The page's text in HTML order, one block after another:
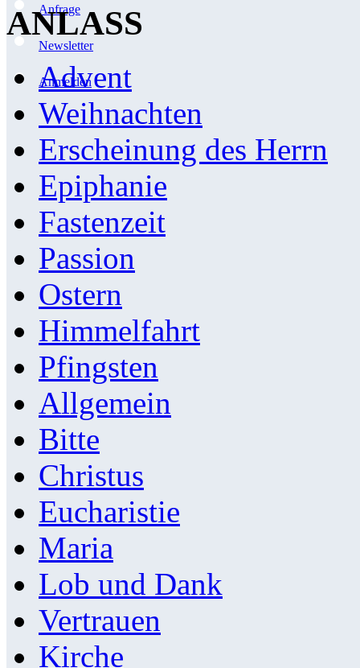
Anfrage
Newsletter
Anmelden
ANLASS
Advent
Weihnachten
Erscheinung des Herrn
Epiphanie
Fastenzeit
Passion
Ostern
Himmelfahrt
Pfingsten
Allgemein
Bitte
Christus
Eucharistie
Maria
Lob und Dank
Vertrauen
Kirche